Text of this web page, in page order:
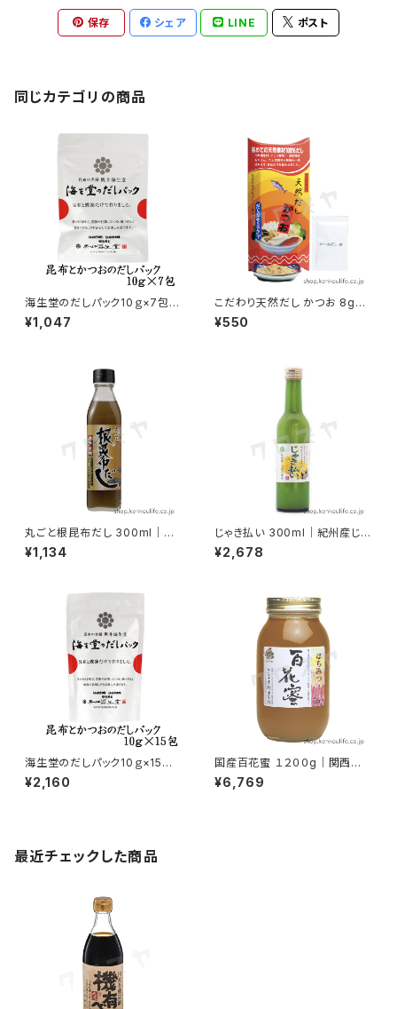
保存 シェア LINE ポスト
同じカテゴリの商品
海生堂のだしパック10ｇ×7包｜
羅臼昆布とかつお荒節のみの無
添加だし｜奥井海生堂
¥1,047
こだわり天然だし かつお 8g×8
P｜天然素材100%だし｜フジ
カハツカリ
¥550
丸ごと根昆布だし 300ml｜北
海道の根昆布を丸ごと｜北海道
ケンソ
¥1,134
じゃき払い 300ml｜紀州産じゃ
ばら果汁｜熊野鼓動
¥2,678
海生堂のだしパック10ｇ×15包
｜羅臼昆布とかつお荒節のみの
無添加だし｜奥井海生堂
¥2,160
国産百花蜜 １２００g｜関西地
区採蜜100％の国産ハチミツ｜
カンノみつばち
¥6,769
最近チェックした商品